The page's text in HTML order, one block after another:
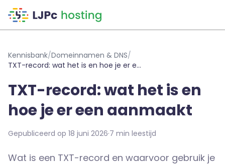
Kennisbank/Domeinnamen & DNS/
TXT-record: wat het is en hoe je er een aanmaakt
TXT-record: wat het is en
hoe je er een aanmaakt
Gepubliceerd op 18 juni 2026·7 min leestijd
Wat is een TXT-record en waarvoor gebruik je